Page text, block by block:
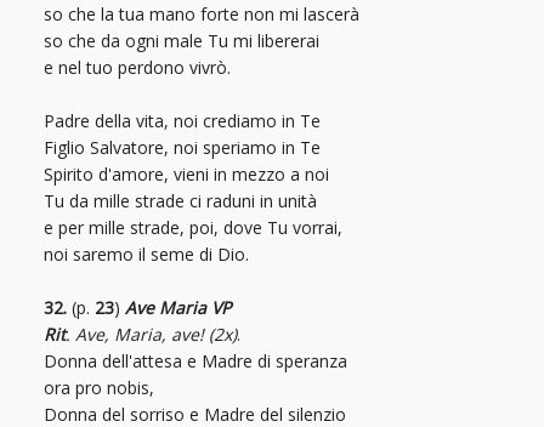
so che la tua mano forte non mi lascerà
so che da ogni male Tu mi libererai
e nel tuo perdono vivrò.
Padre della vita, noi crediamo in Te
Figlio Salvatore, noi speriamo in Te
Spirito d'amore, vieni in mezzo a noi
Tu da mille strade ci raduni in unità
e per mille strade, poi, dove Tu vorrai,
noi saremo il seme di Dio.
32. (p. 23) Ave Maria VP
Rit. Ave, Maria, ave! (2x).
Donna dell'attesa e Madre di speranza
ora pro nobis,
Donna del sorriso e Madre del silenzio